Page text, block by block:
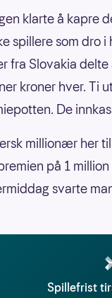
klarte å kapre
spillere som dro
fra Slovakia
kroner hver. Ti
De
millionær her
på 1
svarte
Spillefrist